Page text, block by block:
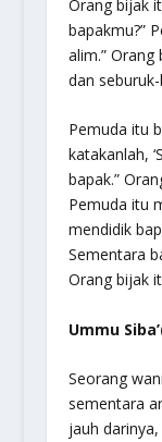
Orang bijak
bapakmu?”
alim.” Orang
dan
Pemuda itu
katakanlah,
bapak.”
Pemuda itu
mendidik
Sementara
Orang bijak
Ummu
Seorang
sementara
jauh